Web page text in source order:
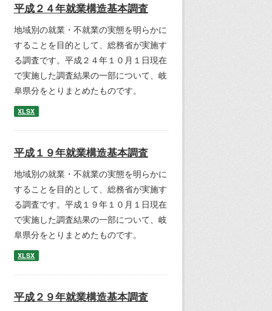
平成２４年就業構造基本調査
地域別の就業・不就業の実態を明らかに
することを目的として、総務省が実施す
る調査です。平成２４年１０月１日現在
で実施した調査結果の一部について、岐
阜県分をとりまとめたものです。
XLSX
平成１９年就業構造基本調査
地域別の就業・不就業の実態を明らかに
することを目的として、総務省が実施す
る調査です。平成１９年１０月１日現在
で実施した調査結果の一部について、岐
阜県分をとりまとめたものです。
XLSX
平成２９年就業構造基本調査